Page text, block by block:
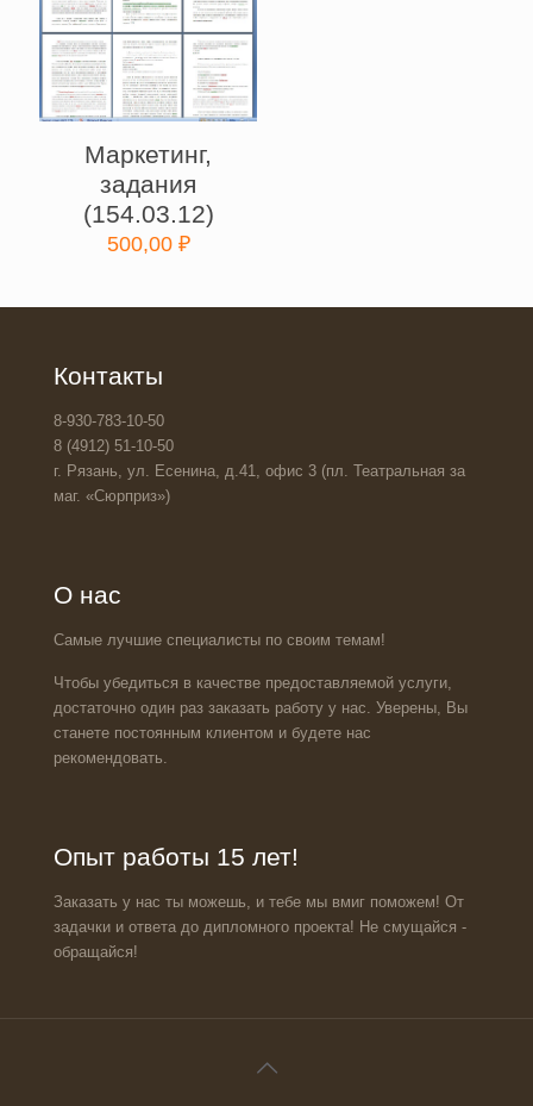
Маркетинг,
задания
(154.03.12)
500,00 ₽
Контакты
8-930-783-10-50
8 (4912) 51-10-50
г. Рязань, ул. Есенина, д.41, офис 3 (пл. Театральная за
маг. «Сюрприз»)
О нас
Самые лучшие специалисты по своим темам!
Чтобы убедиться в качестве предоставляемой услуги,
достаточно один раз заказать работу у нас. Уверены, Вы
станете постоянным клиентом и будете нас
рекомендовать.
Опыт работы 15 лет!
Заказать у нас ты можешь, и тебе мы вмиг поможем! От
задачки и ответа до дипломного проекта! Не смущайся -
обращайся!